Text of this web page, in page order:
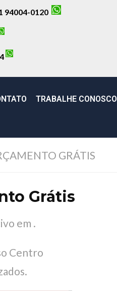
94004-0120
TRABALHE CONOSCO
GRÁTIS
Grátis
em .
Centro